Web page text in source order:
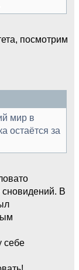
посмотрим
мир в
остаётся за
В
себе